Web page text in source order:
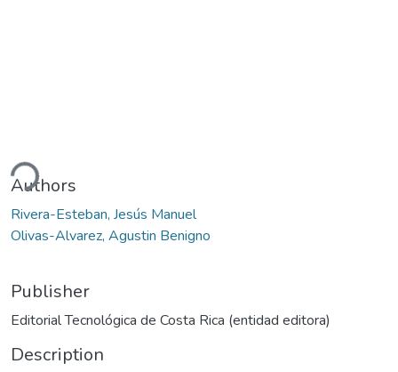
Authors
Rivera-Esteban, Jesús Manuel
Olivas-Alvarez, Agustin Benigno
Publisher
Editorial Tecnológica de Costa Rica (entidad editora)
Description